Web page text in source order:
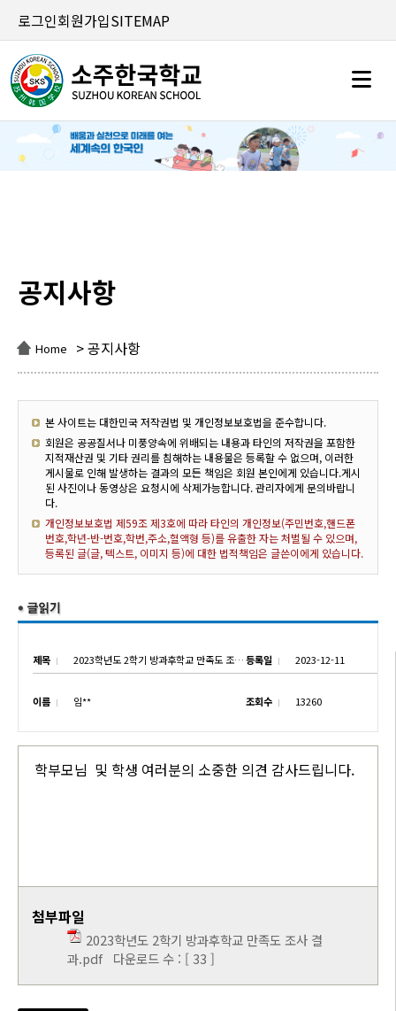
로그인회원가입SITEMAP
공지사항
Home > 공지사항
본 사이트는 대한민국 저작권법 및 개인정보보호법을 준수합니다.
회원은 공공질서나 미풍양속에 위배되는 내용과 타인의 저작권을 포함한
지적재산권 및 기타 권리를 침해하는 내용물은 등록할 수 없으며, 이러한
게시물로 인해 발생하는 결과의 모든 책임은 회원 본인에게 있습니다.게시
된 사진이나 동영상은 요청시에 삭제가능합니다. 관리자에게 문의바랍니
다.
개인정보보호법 제59조 제3호에 따라 타인의 개인정보(주민번호,핸드폰
번호,학년-반-번호,학번,주소,혈액형 등)를 유출한 자는 처벌될 수 있으며,
등록된 글(글, 텍스트, 이미지 등)에 대한 법적책임은 글쓴이에게 있습니다.
제목 2023학년도 2학기 방과후학교 만족도 조사 결과등록일 2023-12-11
이름 임** 조회수 13260
학부모님 및 학생 여러분의 소중한 의견 감사드립니다.
첨부파일
2023학년도 2학기 방과후학교 만족도 조사 결
과.pdf다운로드 수 : [ 33 ]